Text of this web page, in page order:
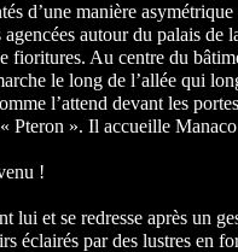
d’une manière
autour du palais
fioritures. Au centre du
le long de l’allée qui
l’attend devant les
Pteron ». Il accueille
!
lui et se redresse après un
éclairés par des lustres en